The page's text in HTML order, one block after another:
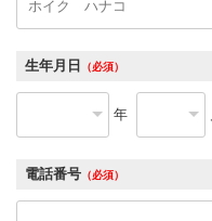
生年月日 （必須）
年
電話番号 （必須）